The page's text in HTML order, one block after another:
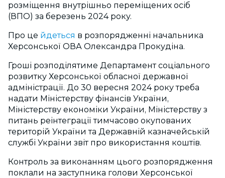
розміщення внутрішньо переміщених осіб
(ВПО) за березень 2024 року.
Про це йдеться в розпорядженні начальника
Херсонської ОВА Олександра Прокудіна.
Гроші розподілятиме Департамент соціального
розвитку Херсонської обласної державної
адміністрації. До 30 вересня 2024 року треба
надати Міністерству фінансів України,
Міністерству економіки України, Міністерству з
питань реінтеграції тимчасово окупованих
територій України та Державній казначейській
службі України звіт про використання коштів.
Контроль за виконанням цього розпорядження
поклали на заступника голови Херсонської